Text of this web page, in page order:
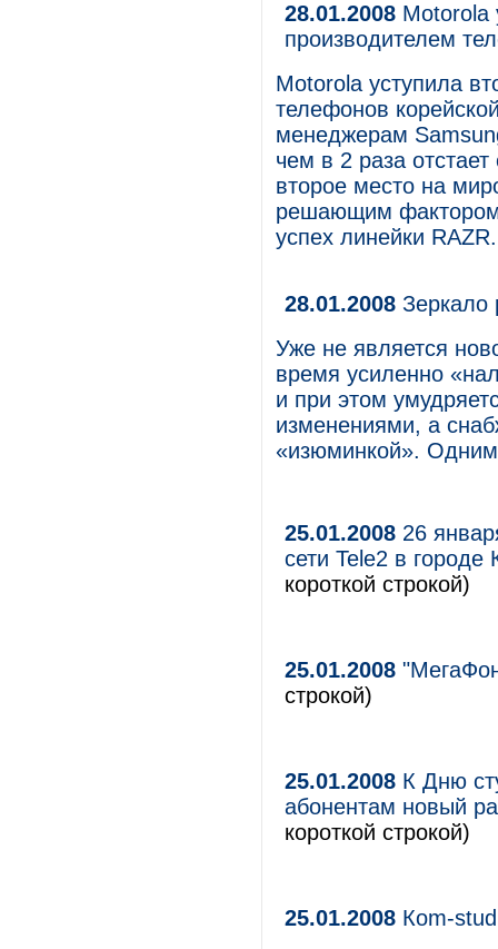
28.01.2008 Motorola
производителем
Motorola уступила
телефонов
менеджерам
чем в 2 раза
второе место на
решающим фактором
успех линейки RAZR.
28.01.2008 Зеркало
Уже не является
время усиленно
и при этом
изменениями, а
«изюминкой». Одним
25.01.2008 26
сети Tele2 в
короткой строкой)
25.01.2008
строкой)
25.01.2008 К Дню
абонентам новый
короткой строкой)
25.01.2008 Кom-